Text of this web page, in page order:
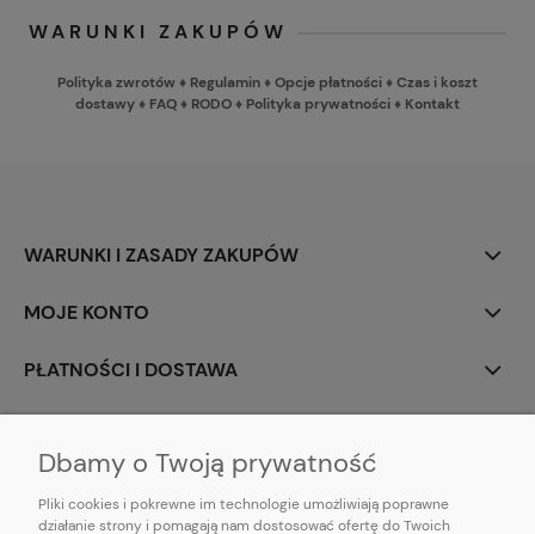
WARUNKI ZAKUPÓW
Polityka zwrotów ♦ Regulamin♦Opcje płatności♦Czas i koszt
dostawy♦ FAQ♦ RODO♦ Polityka prywatności♦ Kontakt
WARUNKI I ZASADY ZAKUPÓW
MOJE KONTO
PŁATNOŚCI I DOSTAWA
Dbamy o Twoją prywatność
Pliki cookies i pokrewne im technologie umożliwiają poprawne
działanie strony i pomagają nam dostosować ofertę do Twoich